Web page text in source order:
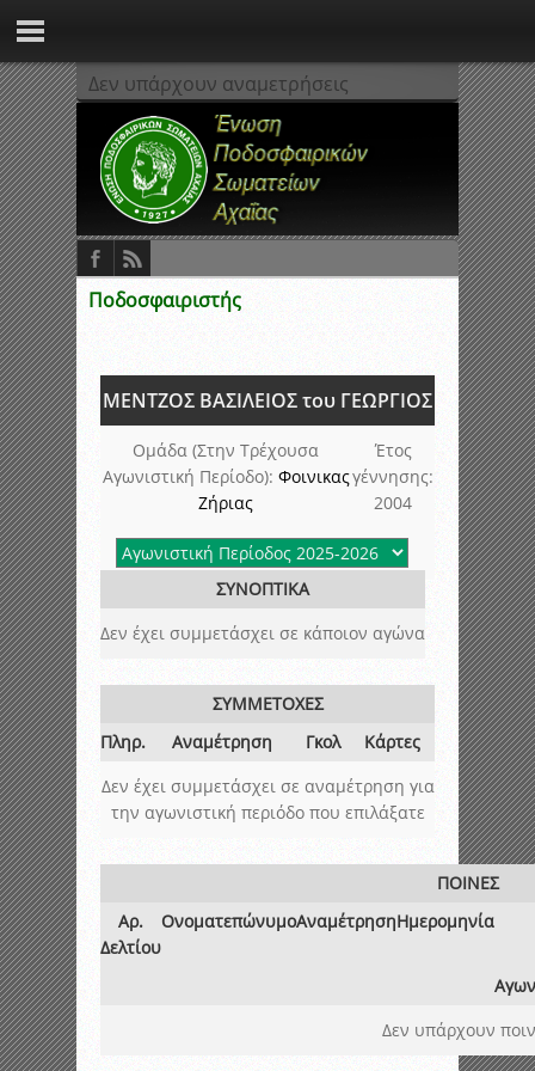
Δεν υπάρχουν αναμετρήσεις
Ποδοσφαιριστής
ΜΕΝΤΖΟΣ ΒΑΣΙΛΕΙΟΣ του ΓΕΩΡΓΙΟΣ
Ομάδα (Στην Τρέχουσα
Αγωνιστική Περίοδο): Φοινικας
Ζήριας
Έτος
γέννησης:
2004
ΣΥΝΟΠΤΙΚΑ
Δεν έχει συμμετάσχει σε κάποιον αγώνα
ΣΥΜΜΕΤΟΧΕΣ
Πληρ.
Αναμέτρηση Γκολ
Κάρτες
Δεν έχει συμμετάσχει σε αναμέτρηση για
την αγωνιστική περιόδο που επιλάξατε
ΠΟΙΝΕΣ
Αρ.
Δελτίου
ΟνοματεπώνυμοΑναμέτρησηΗμερομηνία
Δεν υπάρχουν